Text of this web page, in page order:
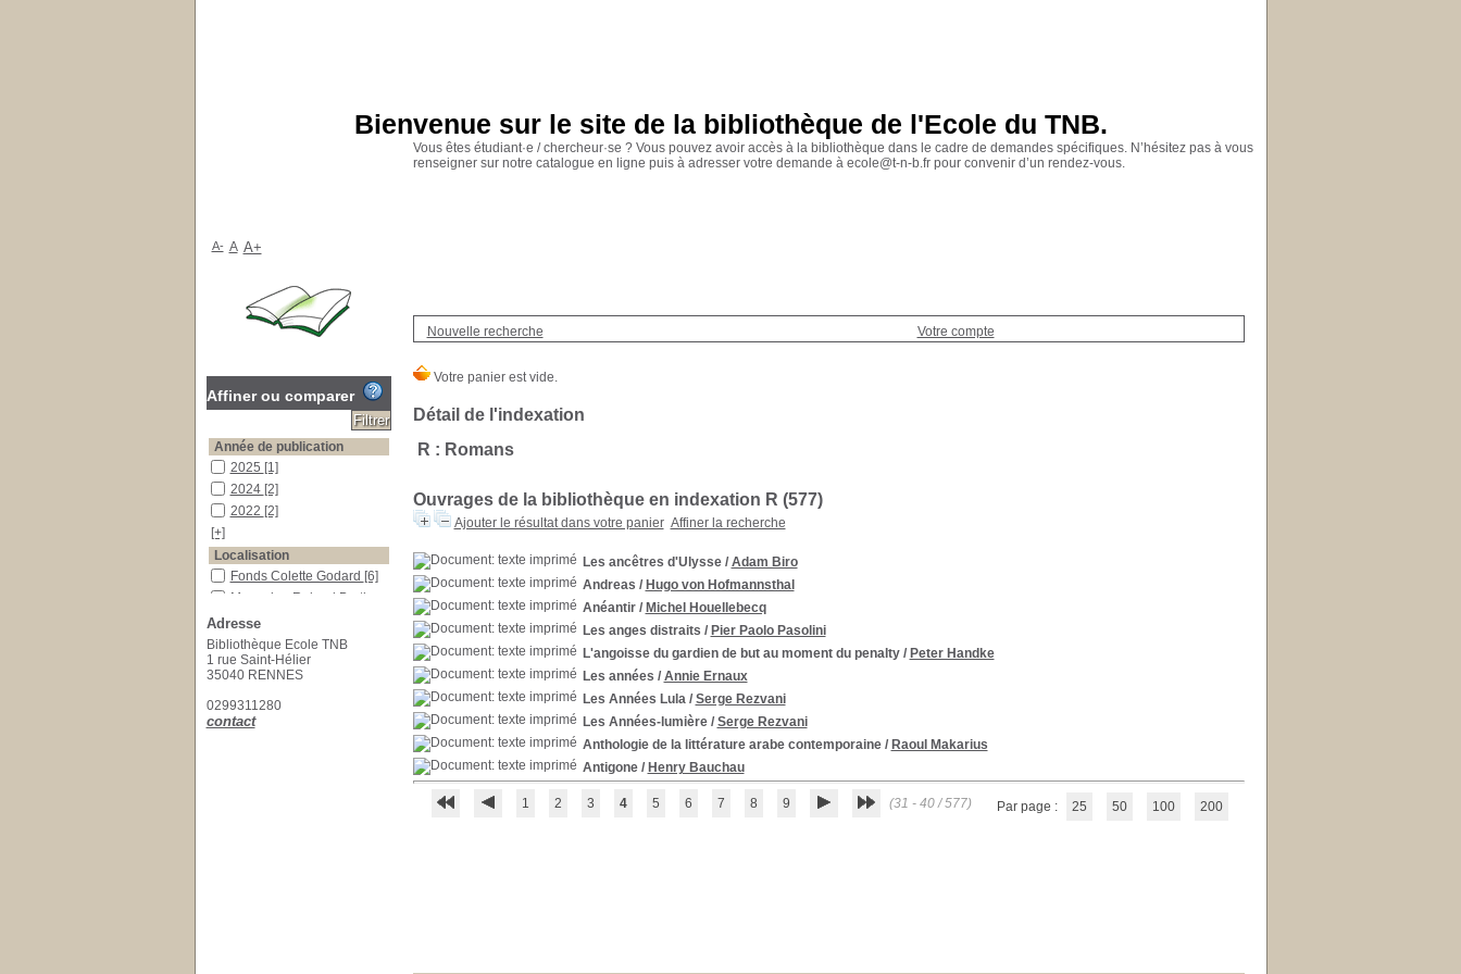
Nouvelle recherche Votre compte
Détail de l'indexation
R : Romans
Ouvrages de la bibliothèque en indexation R (577)
Ajouter le résultat dans votre panier Affiner la recherche
Les ancêtres d'Ulysse/ Adam Biro
Andreas / Hugo von Hofmannsthal
Anéantir/ Michel Houellebecq
Les anges distraits / Pier Paolo Pasolini
L'angoisse du gardien de but au moment du penalty/ Peter Handke
Les années / Annie Ernaux
Les Années Lula/ Serge Rezvani
Les Années-lumière/ Serge Rezvani
Anthologie de la littérature arabe contemporaine/ Raoul Makarius
Antigone/ Henry Bauchau
1 2 3 4 5 6 7 8 9 (31 - 40 / 577) Par page : 25 50 100 200
Bienvenue sur le site de la bibliothèque de l'Ecole du TNB.
Vous êtes étudiant·e / chercheur·se ? Vous pouvez avoir accès à la bibliothèque dans le cadre de demandes spécifiques. N’hésitez pas à vous
renseigner sur notre catalogue en ligne puis à adresser votre demande à ecole@t-n-b.fr pour convenir d’un rendez-vous.
A- A A+
Affiner ou comparer
Année de publication
2025 [1]
2024 [2]
2022 [2]
[+]
Localisation
Fonds Colette Godard [6]
Magasin - Roland Bertin
Fonds Marie-Odile Wald
[8]
[+]
(de) La Bruyère
Abramovici
Adresse
Bibliothèque Ecole TNB
1 rue Saint-Hélier
35040 RENNES
0299311280
contact